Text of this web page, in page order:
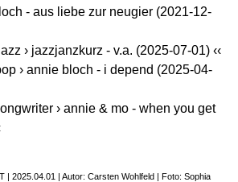
- aus liebe zur neugier (2021-12-
› jazzjanzkurz - v.a. (2025-07-01) ‹‹
› annie bloch - i depend (2025-04-
› annie & mo - when you get
| 2025.04.01 | Autor: Carsten Wohlfeld | Foto: Sophia